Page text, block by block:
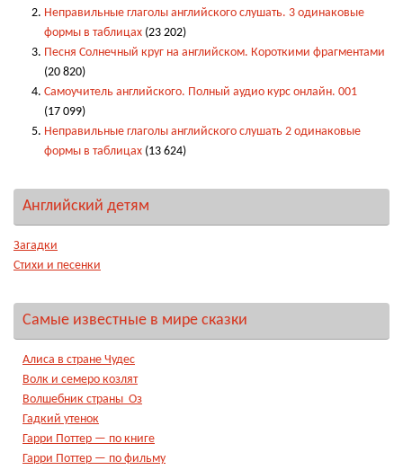
Неправильные глаголы английского слушать. 3 одинаковые
формы в таблицах (23 202)
Песня Солнечный круг на английском. Короткими фрагментами
(20 820)
Самоучитель английского. Полный аудио курс онлайн. 001
(17 099)
Неправильные глаголы английского слушать 2 одинаковые
формы в таблицах (13 624)
Английский детям
Загадки
Стихи и песенки
Самые известные в мире сказки
Алиса в стране Чудес
Волк и семеро козлят
Волшебник страны Оз
Гадкий утенок
Гарри Поттер — по книге
Гарри Поттер — по фильму